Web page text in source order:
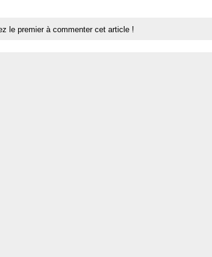
le premier à commenter cet article !